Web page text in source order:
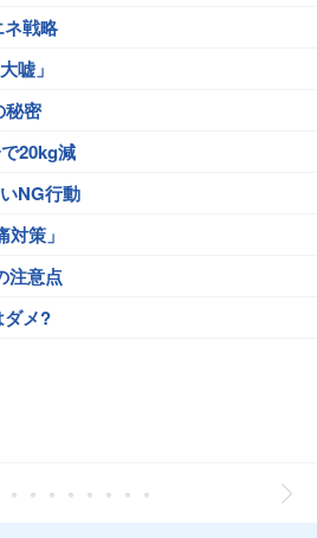
戦略
嘘」
秘密
20kg減
NG行動
策」
注意点
ダメ?